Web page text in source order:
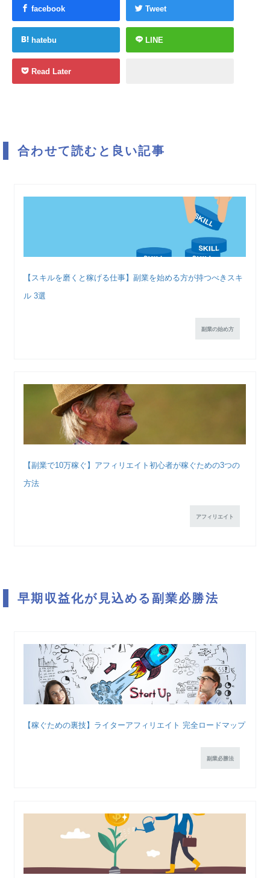
facebook Tweet
hatebu LINE
Read Later
合わせて読むと良い記事
【スキルを磨くと稼げる仕事】副業を始める方が持つべきスキ
ル 3選
副業の始め方
【副業で10万稼ぐ】アフィリエイト初心者が稼ぐための3つの
方法
アフィリエイト
早期収益化が見込める副業必勝法
【稼ぐための裏技】ライターアフィリエイト 完全ロードマップ
副業必勝法